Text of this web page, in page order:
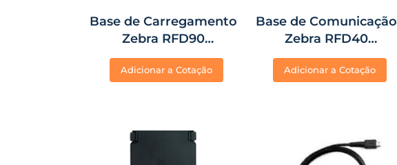
Base de Carregamento
Zebra RFD90
TC21/TC26/26HC/21HC
Adicionar a Cotação
Base de Comunicação
Zebra RFD40
TC21/TC26/26HC
Adicionar a Cotação